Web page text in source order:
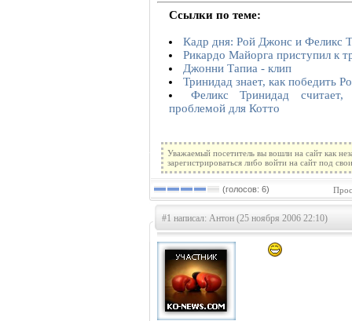
Ссылки по теме:
Кадр дня: Рой Джонс и Феликс
Рикардо Майорга приступил к
Джонни Тапиа - клип
Тринидад знает, как победить
Феликс Тринидад
проблемой для Котто
Уважаемый посетитель вы вошли на сайт как
зарегистрироваться либо войти на сайт под
(голосов: 6)
#1 написал: Антон (25 ноября 2006 22:10)